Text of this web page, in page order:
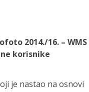
2014./16. – WMS
korisnike
je nastao na osnovi